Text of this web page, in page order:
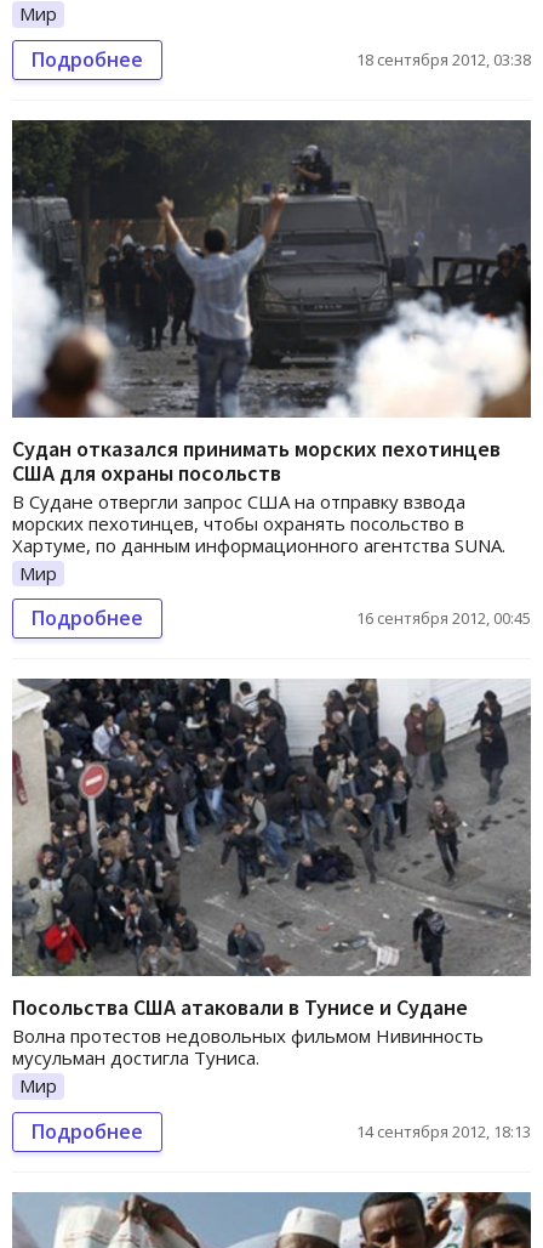
Мир
Подробнее 18 сентября 2012, 03:38
Судан отказался принимать морских пехотинцев
США для охраны посольств
В Судане отвергли запрос США на отправку взвода
морских пехотинцев, чтобы охранять посольство в
Хартуме, по данным информационного агентства SUNA.
Мир
Подробнее 16 сентября 2012, 00:45
Посольства США атаковали в Тунисе и Судане
Волна протестов недовольных фильмом Нивинность
мусульман достигла Туниса.
Мир
Подробнее 14 сентября 2012, 18:13